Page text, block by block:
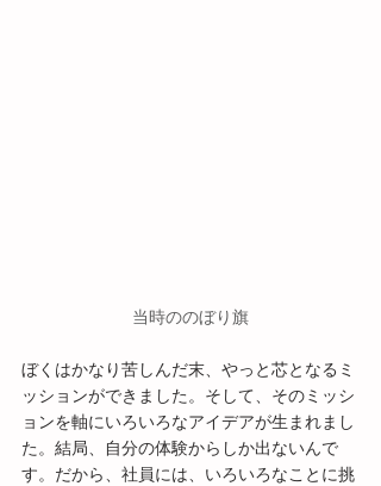
当時ののぼり旗
ぼくはかなり苦しんだ末、やっと芯となるミ
ッションができました。そして、そのミッシ
ョンを軸にいろいろなアイデアが生まれまし
た。結局、自分の体験からしか出ないんで
す。だから、社員には、いろいろなことに挑